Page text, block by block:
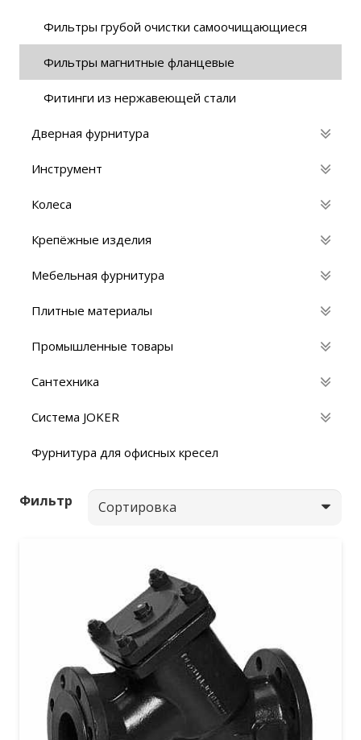
Фильтры грубой очистки самоочищающиеся
Фильтры магнитные фланцевые
Фитинги из нержавеющей стали
Дверная фурнитура
Инструмент
Колеса
Крепёжные изделия
Мебельная фурнитура
Плитные материалы
Промышленные товары
Сантехника
Система JOKER
Фурнитура для офисных кресел
Фильтр